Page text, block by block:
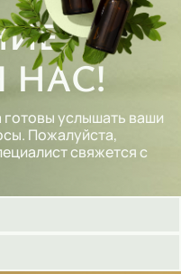
НАС!
услышать ваши
Пожалуйста,
свяжется с